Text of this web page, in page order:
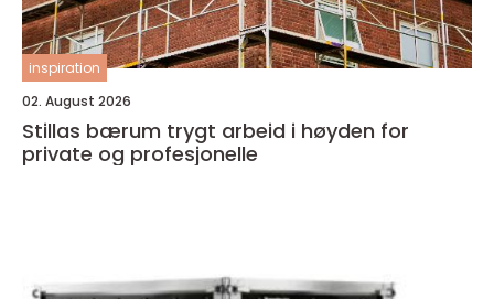
inspiration
02. August 2026
Stillas bærum trygt arbeid i høyden for
private og profesjonelle